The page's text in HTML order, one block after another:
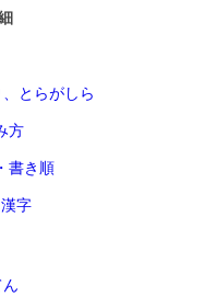
とらがしら
方
書き順
字